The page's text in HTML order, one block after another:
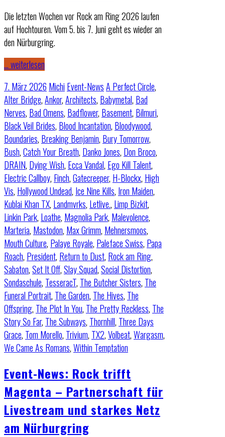
Die letzten Wochen vor Rock am Ring 2026 laufen
auf Hochtouren. Vom 5. bis 7. Juni geht es wieder an
den Nürburgring.
… weiterlesen
7. März 2026 Michi Event-NewsA Perfect Circle,
Alter Bridge,Ankor,Architects, Babymetal, Bad
Nerves, Bad Omens, Badflower, Basement, Bilmuri,
Black Veil Brides, Blood Incantation, Bloodywood,
Boundaries, Breaking Benjamin, Bury Tomorrow,
Bush,Catch Your Breath, Danko Jones, Don Broco,
DRAIN, Dying Wish, Ecca Vandal, Ego Kill Talent,
Electric Callboy, Finch,Gatecreeper, H-Blockx, High
Vis, Hollywood Undead, Ice Nine Kills, Iron Maiden,
Kublai Khan TX, Landmvrks, Letlive., Limp Bizkit,
Linkin Park, Loathe, Magnolia Park, Malevolence,
Marteria, Mastodon, Max Grimm, Mehnersmoos,
Mouth Culture, Palaye Royale, Paleface Swiss, Papa
Roach, President, Return to Dust, Rock am Ring,
Sabaton,Set It Off,Slay Squad,Social Distortion,
Sondaschule, TesseracT, The Butcher Sisters, The
Funeral Portrait, The Garden, The Hives, The
Offspring, The Plot In You, The Pretty Reckless, The
Story So Far, The Subways, Thornhill, Three Days
Grace, Tom Morello, Trivium, TX2,Volbeat,Wargasm,
We Came As Romans,Within Temptation
Event-News: Rock trifft
Magenta – Partnerschaft für
Livestream und starkes Netz
am Nürburgring